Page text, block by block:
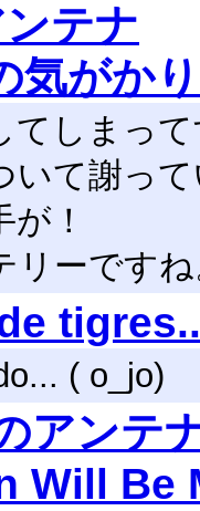
テナ
気がかり
てしまっ
いて謝っ
！
リーです
( o_jo)
アンテ
Will Be